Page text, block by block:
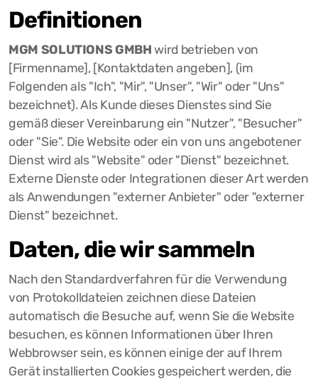
Definitionen
MGM SOLUTIONS GMBHwird betrieben von
[Firmenname], [Kontaktdaten angeben], (im
Folgenden als "Ich", "Mir", "Unser", "Wir" oder "Uns"
bezeichnet). Als Kunde dieses Dienstes sind Sie
gemäß dieser Vereinbarung ein "Nutzer", "Besucher"
oder "Sie". Die Website oder ein von uns angebotener
Dienst wird als "Website" oder "Dienst" bezeichnet.
Externe Dienste oder Integrationen dieser Art werden
als Anwendungen "externer Anbieter" oder "externer
Dienst" bezeichnet.
Daten, die wir sammeln
Nach den Standardverfahren für die Verwendung
von Protokolldateien zeichnen diese Dateien
automatisch die Besuche auf, wenn Sie die Website
besuchen, es können Informationen über Ihren
Webbrowser sein, es können einige der auf Ihrem
Gerät installierten Cookies gespeichert werden, die